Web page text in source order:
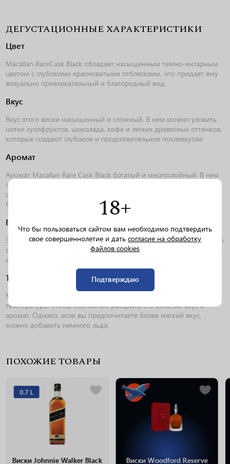
18+
Что бы пользоваться сайтом вам необходимо подтвердить
свое совершеннолетие и дать согласие на обработку
файлов cookies
Подтверждаю
ДЕГУСТАЦИОННЫЕ ХАРАКТЕРИСТИКИ
Цвет
Macallan RareCask Black обладает насыщенным темно-янтарным
цветом с глубокими красноватыми отблесками, что придает ему
визуально привлекательный и благородный вид.
Вкус
Вкус этого виски насыщенный и сложный. В нем можно уловить
нотки сухофруктов, шоколада, кофе и легких древесных оттенков,
которые создают глубокое и продолжительное послевкусие.
Аромат
Аромат Macallan Rare Cask Black богатый и многослойный. В нем
присутствуют нотки сухофруктов, шоколада, ванили и легких
специй, которые создают утонченное и приятное ароматическое
буке.
Гастрономические сочетания
Этот виски прекрасно сочетается с разнообразными блюдами. Он
отлично дополняет мясные деликатесы, такие как стейк или дичь,
а также твердые сыры и темные шоколадные десерты.
Температура подачи
MacallanRareCask Black рекомендуется подавать при комнатной
температуре, чтобы полностью раскрыть его богатый вкус и
аромат. Однако, если вы предпочитаете более мягкий вкус,
можно добавить немного льда.
ПОХОЖИЕ ТОВАРЫ
0.7 L
Виски Johnnie Walker Black Виски Woodford Reserve